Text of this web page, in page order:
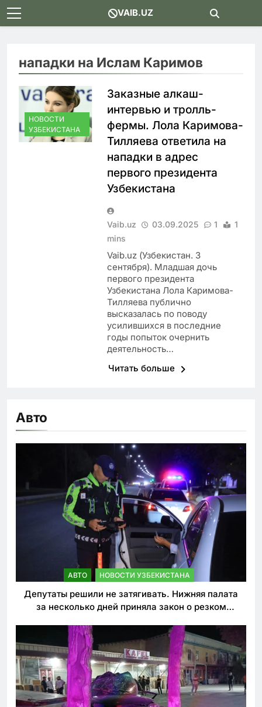
Skip
to
VAIB.UZ
нападки на Ислам Каримов
НОВОСТИ
УЗБЕКИСТАНА
Заказные алкаш-
интервью и тролль-
фермы. Лола Каримова-
Тилляева ответила на
нападки в адрес
первого президента
Узбекистана
Vaib.uz 03.09.2025 1
1
mins
Vaib.uz (Узбекистан. 3
сентября). Младшая дочь
первого президента
Узбекистана Лола Каримова-
Тилляева публично
высказалась по поводу
усилившихся в последние
годы попыток очернить
деятельность…
Читать больше
Авто
АВТО НОВОСТИ УЗБЕКИСТАНА
Депутаты решили не затягивать. Нижняя палата
за несколько дней приняла закон о резком